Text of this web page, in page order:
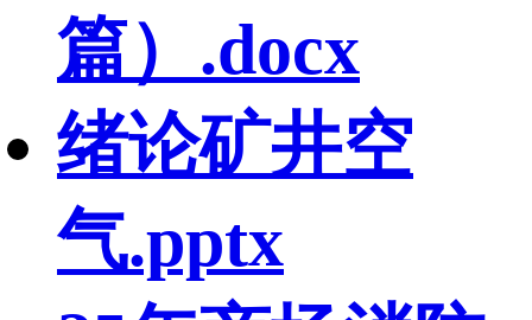
篇）.docx
绪论矿井空
气.pptx